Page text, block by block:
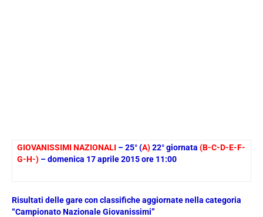
GIOVANISSIMI NAZIONALI – 25° (A)22° giornata (B-C-D-E-F-
G-H-) – domenica 17 aprile 2015 ore 11:00
Risultati delle gare con classifiche aggiornate nella categoria
“Campionato Nazionale Giovanissimi”